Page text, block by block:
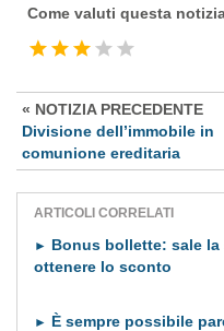
Come valuti questa
« NOTIZIA PRECEDENTE
Divisione dell’immobile in
comunione ereditaria
ARTICOLI CORRELATI
► Bonus bollette: sale la
ottenere lo sconto
► È sempre possibile